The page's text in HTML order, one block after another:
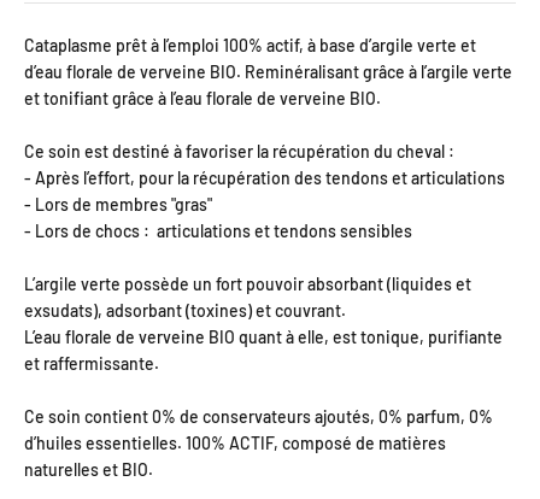
Cataplasme prêt à l’emploi 100% actif, à base d’argile verte et
d’eau florale de verveine BIO. Reminéralisant grâce à l’argile verte
et tonifiant grâce à l’eau florale de verveine BIO.
Ce soin est destiné à favoriser la récupération du cheval :
- Après l’effort, pour la récupération des tendons et articulations
- Lors de membres "gras"
- Lors de chocs : articulations et tendons sensibles
L’argile verte possède un fort pouvoir absorbant (liquides et
exsudats), adsorbant (toxines) et couvrant.
L’eau florale de verveine BIO quant à elle, est tonique, purifiante
et raffermissante.
Ce soin contient 0% de conservateurs ajoutés, 0% parfum, 0%
d’huiles essentielles. 100% ACTIF, composé de matières
naturelles et BIO.